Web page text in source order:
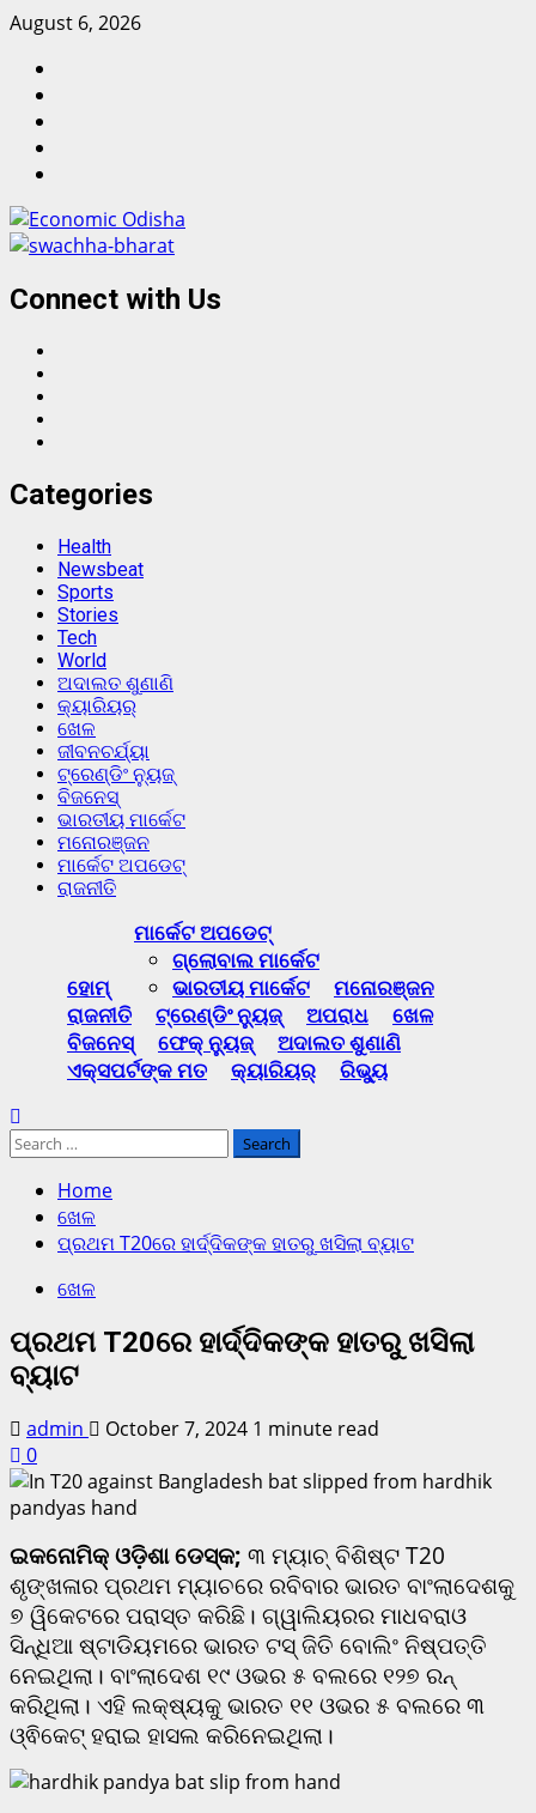
Skip
content
August 6, 2026
Connect with Us
Categories
Health
Newsbeat
Sports
Stories
Tech
World
ଅଦାଲତ ଶୁଣାଣି
କ୍ୟାରିୟର୍
ଖେଳ
ଜୀବନଚର୍ଯ୍ୟା
ଟ୍ରେଣ୍ଡିଂ ନ୍ୟୁଜ୍
ବିଜନେସ୍
ଭାରତୀୟ ମାର୍କେଟ
ମନୋରଞ୍ଜନ
ମାର୍କେଟ ଅପଡେଟ୍
ରାଜନୀତି
ହୋମ୍
ମାର୍କେଟ ଅପଡେଟ୍
ଗ୍ଲୋବାଲ ମାର୍କେଟ
ଭାରତୀୟ ମାର୍କେଟ
ମନୋରଞ୍ଜନ
ରାଜନୀତି
ଟ୍ରେଣ୍ଡିଂ ନ୍ୟୁଜ୍ ଅପରାଧ
ଖେଳ
ବିଜନେସ୍
ଫେକ୍ ନ୍ୟୁଜ୍
ଅଦାଲତ ଶୁଣାଣି
ଏକ୍ସପର୍ଟଙ୍କ ମତ
କ୍ୟାରିୟର୍ ରିଭ୍ୟୁ
Search
for:
Home
ଖେଳ
ପ୍ରଥମ T20ରେ ହାର୍ଦ୍ଦିକଙ୍କ ହାତରୁ ଖସିଲା ବ୍ୟାଟ
ଖେଳ
ପ୍ରଥମ T20ରେ ହାର୍ଦ୍ଦିକଙ୍କ ହାତରୁ ଖସିଲା
ବ୍ୟାଟ
admin October 7, 2024 1 minute read
0
ଇକନୋମିକ୍ ଓଡ଼ିଶା ଡେସ୍କ; ୩ ମ୍ୟାଚ୍ ବିଶିଷ୍ଟ T20
ଶୃଙ୍ଖଳାର ପ୍ରଥମ ମ୍ୟାଚରେ ରବିବାର ଭାରତ ବାଂଲାଦେଶକୁ
୭ ୱିକେଟରେ ପରାସ୍ତ କରିଛି। ଗ୍ୱାଲିୟରର ମାଧବରାଓ
ସିନ୍ଧିଆ ଷ୍ଟାଡିୟମରେ ଭାରତ ଟସ୍ ଜିତି ବୋଲିଂ ନିଷ୍ପତ୍ତି
ନେଇଥିଲା। ବାଂଲାଦେଶ ୧୯ ଓଭର ୫ ବଲରେ ୧୨୭ ରନ୍
କରିଥିଲା। ଏହି ଲକ୍ଷ୍ୟକୁ ଭାରତ ୧୧ ଓଭର ୫ ବଲରେ ୩
ଓ୍ଵିକେଟ୍ ହରାଇ ହାସଲ କରିନେଇଥିଲା।